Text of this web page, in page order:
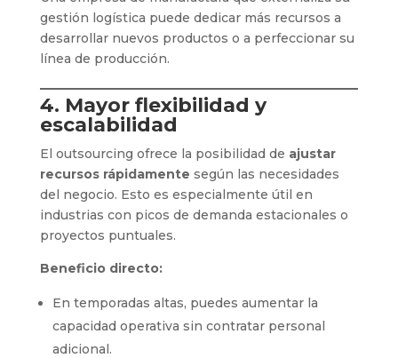
gestión logística puede dedicar más recursos a
desarrollar nuevos productos o a perfeccionar su
línea de producción.
4. Mayor flexibilidad y
escalabilidad
El outsourcing ofrece la posibilidad de ajustar
recursos rápidamente según las necesidades
del negocio. Esto es especialmente útil en
industrias con picos de demanda estacionales o
proyectos puntuales.
Beneficio directo:
En temporadas altas, puedes aumentar la
capacidad operativa sin contratar personal
adicional.